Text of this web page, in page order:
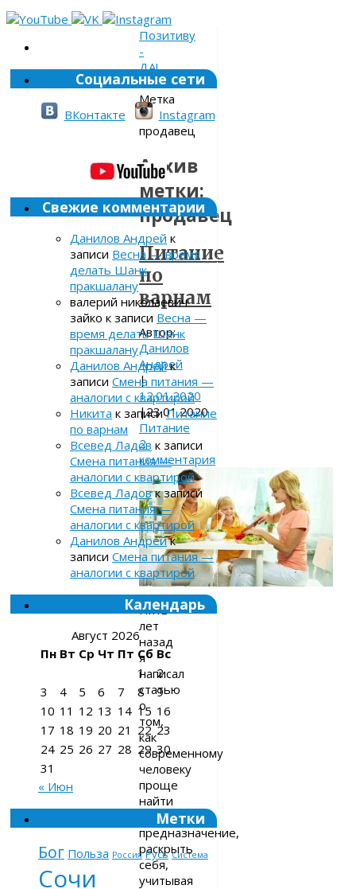
Позитиву
-
ДА!
»
Метка
»
продавец
Архив
метки:
продавец
Питание
по
варнам
Автор:
Данилов
Андрей
|
12.01.2020
|23.01.2020
Питание
2
комментария
Пять
лет
назад
я
написал
статью
о
том,
как
современному
человеку
проще
найти
своё
предназначение,
раскрыть
себя,
учитывая
Социальные сети
ВКонтакте Instagram
Свежие комментарии
Данилов Андрей к
записи Весна — время
делать Шанк
пракшалану
валерий николаевич
зайко к записи Весна —
время делать Шанк
пракшалану
Данилов Андрейк
записи Смена питания —
аналогии с квартирой
Никита к записиПитание
по варнам
Всевед Ладов к записи
Смена питания —
аналогии с квартирой
Всевед Ладовк записи
Смена питания —
аналогии с квартирой
Данилов Андрейк
записи Смена питания —
аналогии с квартирой
Календарь
Август 2026
Пн Вт Ср Чт Пт Сб Вс
1
2
3
4 5 6 7 8
9
10 11 12 13 14 15 16
17 18 19 20 21 22 23
24 25 26 27 28 29 30
31
« Июн
Метки
Бог Польза Россия Русь Система
Сочи